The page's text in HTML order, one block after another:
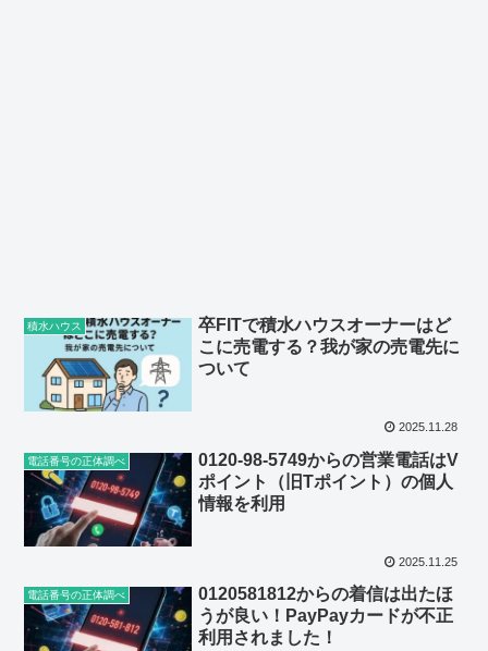
積水ハウス
卒FITで積水ハウスオーナーはど
こに売電する？我が家の売電先に
ついて
2025.11.28
電話番号の正体調べ
0120-98-5749からの営業電話はV
ポイント（旧Tポイント）の個人
情報を利用
2025.11.25
電話番号の正体調べ
0120581812からの着信は出たほ
うが良い！PayPayカードが不正
利用されました！